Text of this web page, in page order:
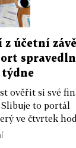
z účetní
týdne
ověřit si své
to portál
ve čtvrtek